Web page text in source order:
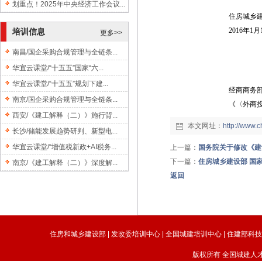
划重点！2025年中央经济工作会议...
更多>>
培训信息
南昌/国企采购合规管理与全链条...
华宜云课堂/“十五五”国家“六...
华宜云课堂/“十五五”规划下建...
南京/国企采购合规管理与全链条...
西安/《建工解释（二）》施行背...
长沙/储能发展趋势研判、新型电...
华宜云课堂/“增值税新政+AI税务...
南京/《建工解释（二）》深度解...
住房城乡
2016年1月
经商商务
《〈外
本文网址： http://
上一篇： 国务院关于修改《
下一篇： 住房城乡建设部 国
返回
住房和城乡建设部 |发改委培训中心 |全国城建培训中心 |住建部科
版权所有 全国城建人